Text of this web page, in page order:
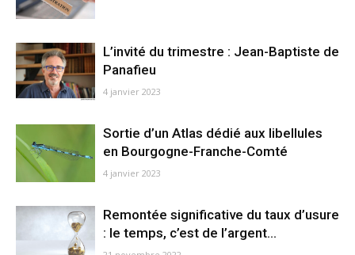
L’invité du trimestre : Jean-Baptiste de
Panafieu
4 janvier 2023
Sortie d’un Atlas dédié aux libellules
en Bourgogne-Franche-Comté
4 janvier 2023
Remontée significative du taux d’usure
: le temps, c’est de l’argent…